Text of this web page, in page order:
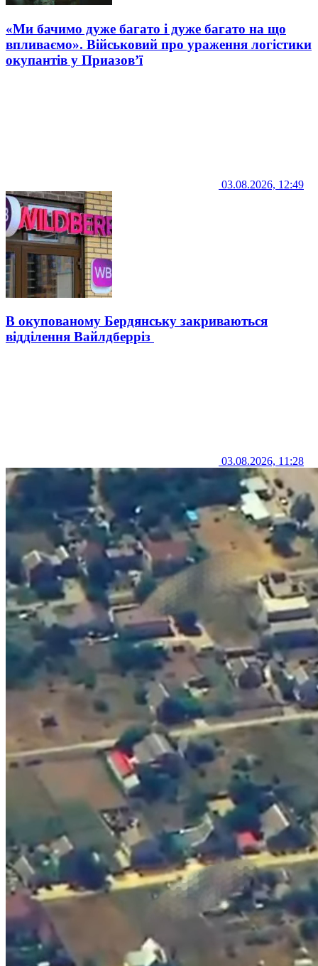
«Ми бачимо дуже багато і дуже багато на що
впливаємо». Військовий про ураження логістики
окупантів у Приазов’ї
03.08.2026, 12:49
В окупованому Бердянську закриваються
відділення Вайлдберріз
03.08.2026, 11:28